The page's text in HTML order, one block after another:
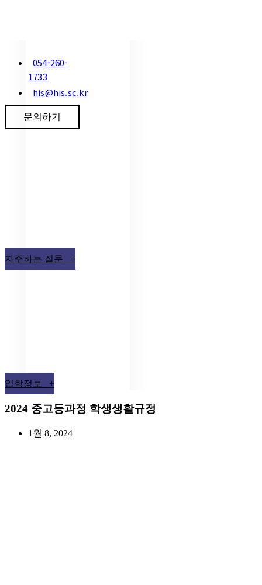
054-260-
1733
his@his.sc.kr
문의하기
자주하는 질문 +
입학정보 +
2024 중고등과정 학생생활규정
1월 8, 2024